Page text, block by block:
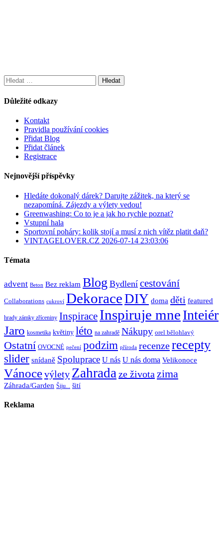
Vyhledávání
Důležité odkazy
Kontakt
Pravidla používání cookies
Přidat Blog
Přidat článek
Registrace
Nejnovější příspěvky
Hledáte dokonalý dárek? Darujte zážitek, na který se
nezapomíná. Zájezdy a výlety vedou!
Greenwashing: Co to je a jak ho rychle poznat?
Vstupní hala
Sportovní poháry: kolik stojí a musí z nich vítěz platit daň?
VINTAGELOVER.CZ 2026-07-14 23:03:06
Témata
advent Beton Bez reklam Blog Bydlení cestování
Collaborations cukroví DekoraceDIY doma děti featured
hrady zámky zříceniny Inspirace Inspiruje mneInteiér
Jaro kosmetika květiny léto na zahradě Nákupy orel bělohlavý
Ostatní OVOCNÉ pečení podzim příroda recenzerecepty
slider snídaně Spoluprace U nás U nás doma Velikonoce
Vánocevýlety Zahradaze života zima
Záhrada/Garden Šiju... šití
Reklama